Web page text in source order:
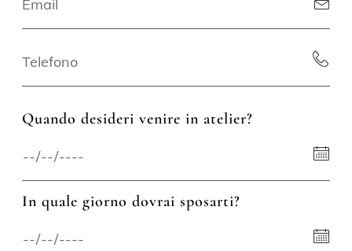
Quando desideri venire in atelier?
In quale giorno dovrai sposarti?